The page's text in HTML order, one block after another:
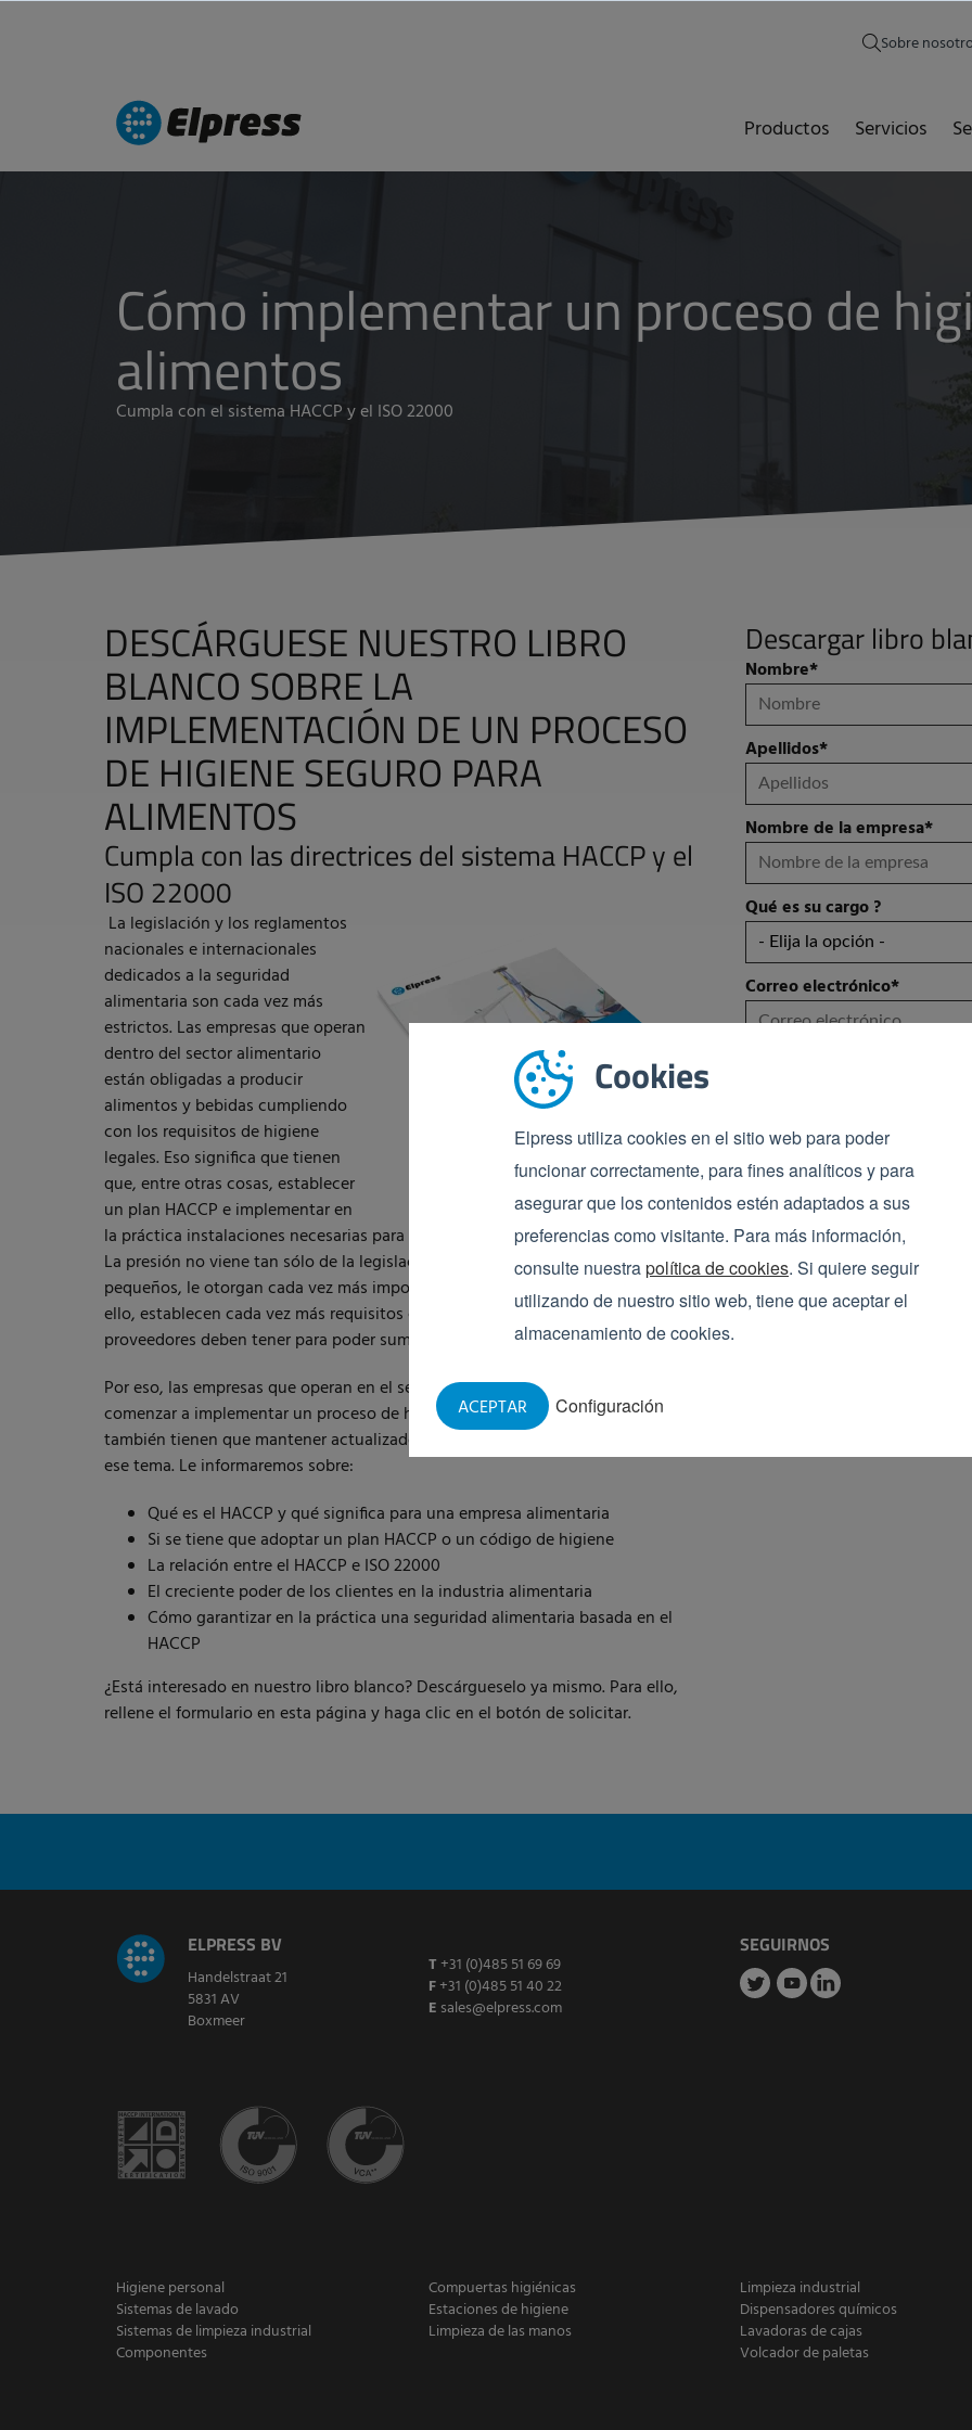
Cookies
Elpress utiliza cookies en el sitio web para poder
funcionar correctamente, para fines analíticos y para
asegurar que los contenidos estén adaptados a sus
preferencias como visitante. Para más información,
consulte nuestrapolítica de cookies. Si quiere seguir
utilizando de nuestro sitio web, tiene que aceptar el
almacenamiento de cookies.
Configuración
ACEPTAR
Sobre
Productos Servicios
Cómo implementar un proceso de
alimentos
Cumpla con el sistema HACCP y el ISO 22000
DESCÁRGUESE NUESTRO LIBRO
BLANCO SOBRE LA
IMPLEMENTACIÓN DE UN PROCESO
DE HIGIENE SEGURO PARA
ALIMENTOS
Cumpla con las directrices del sistema HACCP y el
ISO 22000
La legislación y los reglamentos
nacionales e internacionales
dedicados a la seguridad
alimentaria son cada vez más
estrictos. Las empresas que operan
dentro del sector alimentario
están obligadas a producir
alimentos y bebidas cumpliendo
con los requisitos de higiene
legales. Eso significa que tienen
que, entre otras cosas, establecer
un plan HACCP e implementar en
la práctica instalaciones necesarias para estar a la altura.
La presión no viene tan sólo de la legislación; también los minoristas, grandes y
pequeños, le otorgan cada vez más importancia a la seguridad alimentaria y, por
ello, establecen cada vez más requisitos con respecto a los certificados que los
proveedores deben tener para poder suministrar productos.
Por eso, las empresas que operan en el sector alimentario se ven obligadas a
comenzar a implementar un proceso de higiene seguro para alimentos que
también tienen que mantener actualizado. En este libro blanco, indagaremos más
ese tema. Le informaremos sobre:
Qué es el HACCP y qué significa para una empresa alimentaria
Si se tiene que adoptar un plan HACCP o un código de higiene
La relación entre el HACCP e ISO 22000
El creciente poder de los clientes en la industria alimentaria
Cómo garantizar en la práctica una seguridad alimentaria basada en el
HACCP
¿Está interesado en nuestro libro blanco? Descárgueselo ya mismo. Para ello,
rellene el formulario en esta página y haga clic en el botón de solicitar.
Descargar libro
Nombre*
Apellidos*
Nombre de la empresa*
Qué es su cargo ?
Correo electrónico*
servicios.
Nos gustaría, también, mantenerle
desarrollos mediante nuestro boletín
momento. Para más información,
Sí, quiero recibir el boletín
Sí, acepto lapolítica de
ELPRESS BV
Handelstraat 21
5831 AV
Boxmeer
T +31 (0)485 51 69 69
F+31 (0)485 51 40 22
E sales@elpress.com
SEGUIRNOS
Higiene personal
Sistemas de lavado
Sistemas de limpieza industrial
Componentes
Compuertas higiénicas
Estaciones de higiene
Limpieza de las manos
Limpieza industrial
Dispensadores químicos
Lavadoras de cajas
Volcador de paletas